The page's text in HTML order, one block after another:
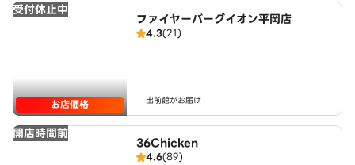
受付休止中
お店価格
ファイヤーバーグイオン平岡店
4.3(21)
出前館がお届け
開店時間前
36Chicken
4.6(89)